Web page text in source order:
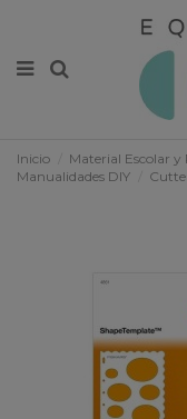
Inicio Material Escolar y
Manualidades DIY